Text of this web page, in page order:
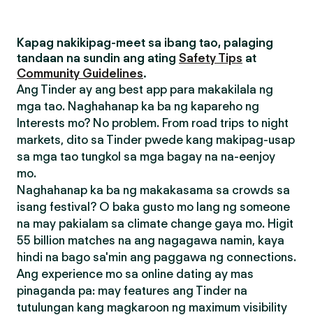
Kapag nakikipag-meet sa ibang tao, palaging
tandaan na sundin ang ating Safety Tips at
Community Guidelines.
Ang Tinder ay ang best app para makakilala ng
mga tao. Naghahanap ka ba ng kapareho ng
Interests mo? No problem. From road trips to night
markets, dito sa Tinder pwede kang makipag-usap
sa mga tao tungkol sa mga bagay na na-eenjoy
mo.
Naghahanap ka ba ng makakasama sa crowds sa
isang festival? O baka gusto mo lang ng someone
na may pakialam sa climate change gaya mo. Higit
55 billion matches na ang nagagawa namin, kaya
hindi na bago sa'min ang paggawa ng connections.
Ang experience mo sa online dating ay mas
pinaganda pa: may features ang Tinder na
tutulungan kang magkaroon ng maximum visibility